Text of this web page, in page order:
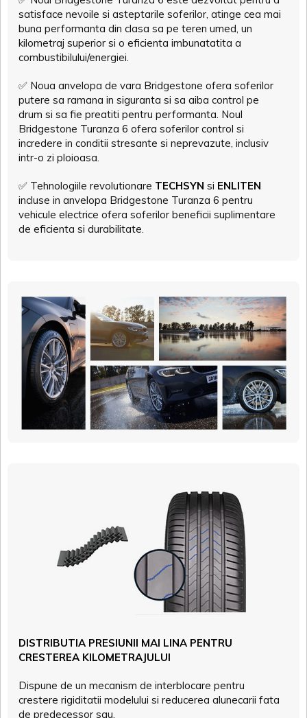
satisface nevoile si asteptarile soferilor, atinge cea mai
buna performanta din clasa sa pe teren umed, un
kilometraj superior si o eficienta imbunatatita a
combustibilului/energiei.
✅ Noua anvelopa de vara Bridgestone ofera soferilor
putere sa ramana in siguranta si sa aiba control pe
drum si sa fie preatiti pentru performanta. Noul
Bridgestone Turanza 6 ofera soferilor control si
incredere in conditii stresante si neprevazute, inclusiv
intr-o zi ploioasa.
✅ Tehnologiile revolutionare TECHSYN si ENLITEN
incluse in anvelopa Bridgestone Turanza 6 pentru
vehicule electrice ofera soferilor beneficii suplimentare
de eficienta si durabilitate.
DISTRIBUTIA PRESIUNII MAI LINA PENTRU
CRESTEREA KILOMETRAJULUI
Dispune de un mecanism de interblocare pentru
crestere rigiditatii modelului si reducerea alunecarii fata
de predecessor sau.